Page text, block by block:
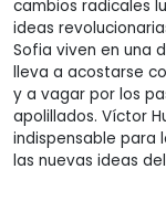
cambios radicales
ideas
Sofia viven en una
lleva a acostarse
y a vagar por los
apolillados. Víctor
indispensable para
las nuevas ideas del